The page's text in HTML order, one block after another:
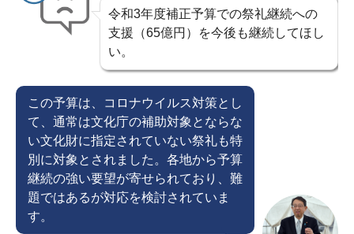
令和3年度補正予算での祭礼継続への
支援（65億円）を今後も継続してほし
い。
この予算は、コロナウイルス対策とし
て、通常は文化庁の補助対象とならな
い文化財に指定されていない祭礼も特
別に対象とされました。各地から予算
継続の強い要望が寄せられており、難
題ではあるが対応を検討されていま
す。